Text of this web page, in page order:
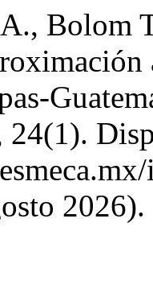
Bolom
24(1).
2026).